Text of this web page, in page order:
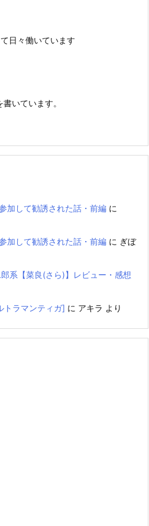
日々働いています
いています。
加して勧誘された話・前編 に
加して勧誘された話・前編 に ぎぼ
系【菜良(さら)】レビュー・感想
トラマンティガ] に アキラ より